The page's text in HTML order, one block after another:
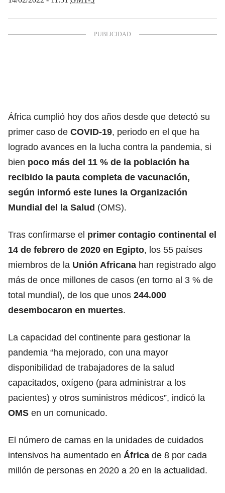
África cumplió hoy dos años desde que detectó su
primer caso de COVID-19, periodo en el que ha
logrado avances en la lucha contra la pandemia, si
bien poco más del 11 % de la población ha
recibido la pauta completa de vacunación,
según informó este lunes la Organización
Mundial del la Salud (OMS).
Tras confirmarse el primer contagio continental el
14 de febrero de 2020 en Egipto, los 55 países
miembros de la Unión Africana han registrado algo
más de once millones de casos (en torno al 3 % de
total mundial), de los que unos 244.000
desembocaron en muertes.
La capacidad del continente para gestionar la
pandemia “ha mejorado, con una mayor
disponibilidad de trabajadores de la salud
capacitados, oxígeno (para administrar a los
pacientes) y otros suministros médicos”, indicó la
OMS en un comunicado.
El número de camas en la unidades de cuidados
intensivos ha aumentado en África de 8 por cada
millón de personas en 2020 a 20 en la actualidad.